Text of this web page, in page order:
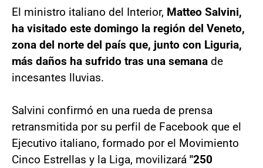
El ministro italiano del Interior, Matteo Salvini,
ha visitado este domingo la región del Veneto,
zona del norte del país que, junto con Liguria,
más daños ha sufrido tras una semana de
incesantes lluvias.
Salvini confirmó en una rueda de prensa
retransmitida por su perfil de Facebook que el
Ejecutivo italiano, formado por el Movimiento
Cinco Estrellas y la Liga, movilizará "250